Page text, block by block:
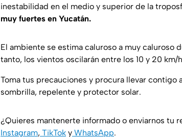
inestabilidad en el medio y superior de la
muy fuertes en Yucatán.
El ambiente se estima caluroso a muy caluroso
tanto, los vientos oscilarán entre los 10 y 20
Toma tus precauciones y procura llevar contigo
sombrilla, repelente y protector solar.
¿Quieres mantenerte informado o enviarnos tu
Instagram, TikTok y WhatsApp.